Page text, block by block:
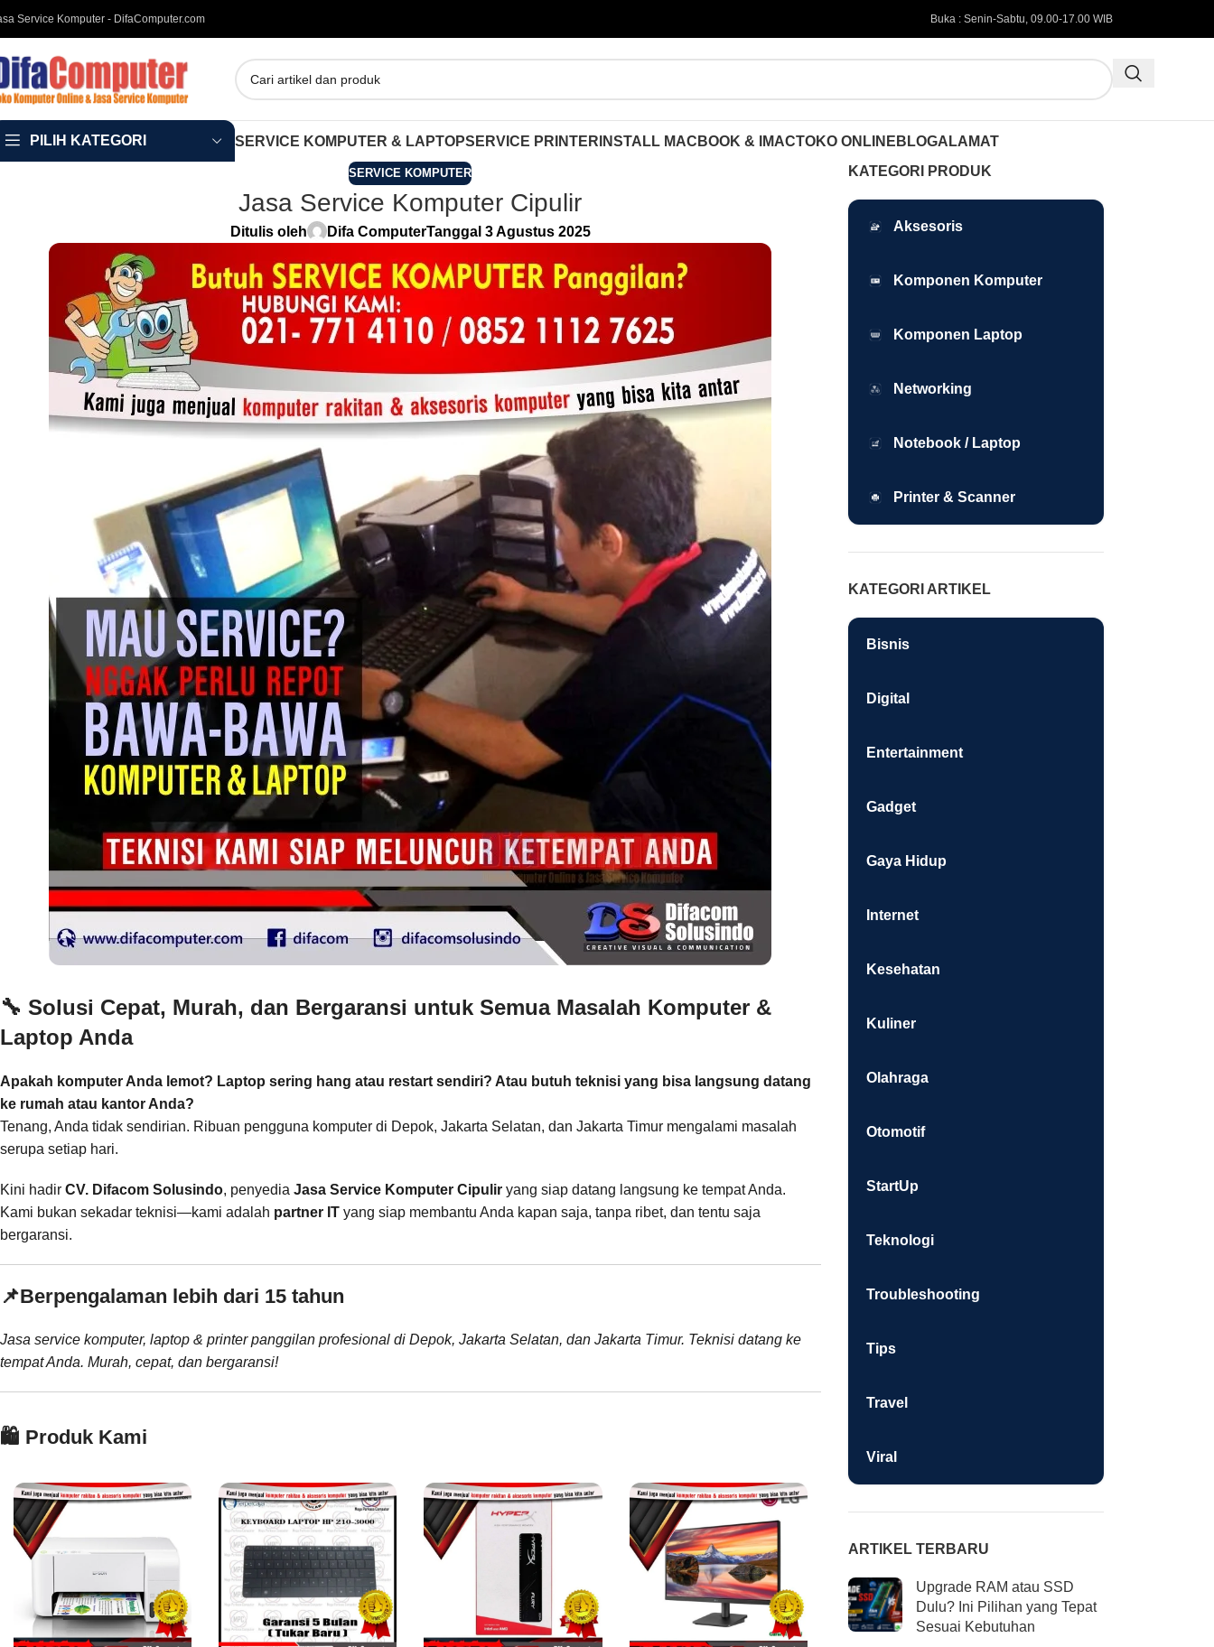
Service Komputer - DifaComputer.com Buka : Senin-Sabtu, 09.00-17.00 WIB
PILIH KATEGORI SERVICE KOMPUTER & LAPTOPSERVICE PRINTER INSTALL MACBOOK & IMACTOKO ONLINE BLOGALAMAT
SERVICE KOMPUTER
Jasa Service Komputer Cipulir
Ditulis oleh Difa ComputerTanggal 3 Agustus 2025
🔧 Solusi Cepat, Murah, dan Bergaransi untuk Semua Masalah Komputer &
Laptop Anda
Apakah komputer Anda lemot? Laptop sering hang atau restart sendiri? Atau butuh teknisi yang bisa langsung datang
ke rumah atau kantor Anda?
Tenang, Anda tidak sendirian. Ribuan pengguna komputer di Depok, Jakarta Selatan, dan Jakarta Timur mengalami masalah
serupa setiap hari.
Kini hadir CV. Difacom Solusindo, penyedia Jasa Service Komputer Cipulir yang siap datang langsung ke tempat Anda.
Kami bukan sekadar teknisi—kami adalah partner IT yang siap membantu Anda kapan saja, tanpa ribet, dan tentu saja
bergaransi.
📌Berpengalaman lebih dari 15 tahun
Jasa service komputer, laptop & printer panggilan profesional di Depok, Jakarta Selatan, dan Jakarta Timur. Teknisi datang ke
tempat Anda. Murah, cepat, dan bergaransi!
🛍️ Produk Kami
KATEGORI PRODUK
Aksesoris
Komponen Komputer
Komponen Laptop
Networking
Notebook / Laptop
Printer & Scanner
KATEGORI ARTIKEL
Bisnis
Digital
Entertainment
Gadget
Gaya Hidup
Internet
Kesehatan
Kuliner
Olahraga
Otomotif
StartUp
Teknologi
Troubleshooting
Tips
Travel
Viral
ARTIKEL TERBARU
Upgrade RAM atau SSD
Dulu? Ini Pilihan yang Tepat
Sesuai Kebutuhan